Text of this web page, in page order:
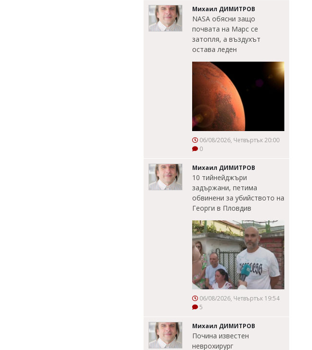
Михаил ДИМИТРОВ
NASA обясни защо
почвата на Марс се
затопля, а въздухът
остава леден
06/08/2026, Четвъртък 20:00
0
Михаил ДИМИТРОВ
10 тийнейджъри
задържани, петима
обвинени за убийството на
Георги в Пловдив
06/08/2026, Четвъртък 19:54
5
Михаил ДИМИТРОВ
Почина известен
неврохирург